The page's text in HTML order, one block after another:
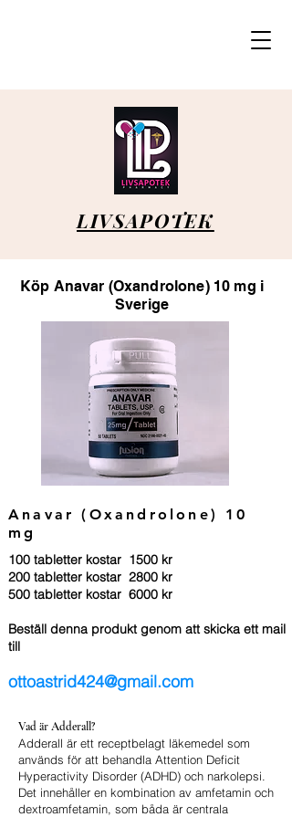
LIVSAPOTEK
Köp Anavar (Oxandrolone) 10 mg i
Sverige
Anavar (Oxandrolone) 10
mg
100 tabletter kostar 1500 kr
200 tabletter kostar 2800 kr
500 tabletter kostar 6000 kr
​Beställ denna produkt genom att skicka ett mail
till
ottoastrid424@gmail.com
Vad är Adderall?
Adderall är ett receptbelagt läkemedel som
används för att behandla Attention Deficit
Hyperactivity Disorder (ADHD) och narkolepsi.
Det innehåller en kombination av amfetamin och
dextroamfetamin, som båda är centrala